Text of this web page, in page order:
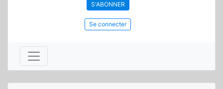
S'ABONNER
Se connecter